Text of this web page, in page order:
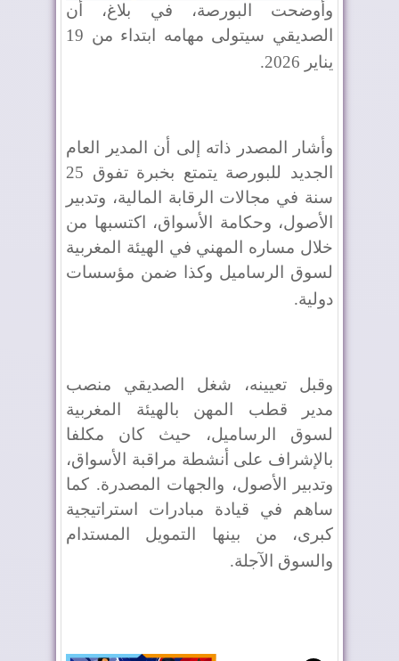
وأوضحت البورصة، في بلاغ، أن
الصديقي سيتولى مهامه ابتداء من 19
يناير 2026
.
وأشار المصدر ذاته إلى أن المدير العام
الجديد للبورصة يتمتع بخبرة تفوق 25
سنة في مجالات الرقابة المالية، وتدبير
الأصول، وحكامة الأسواق، اكتسبها من
خلال مساره المهني في الهيئة المغربية
لسوق الرساميل وكذا ضمن مؤسسات
دولية.
وقبل تعيينه، شغل الصديقي منصب
مدير قطب المهن بالهيئة المغربية
لسوق الرساميل، حيث كان مكلفا
بالإشراف على أنشطة مراقبة الأسواق،
وتدبير الأصول، والجهات المصدرة. كما
ساهم في قيادة مبادرات استراتيجية
كبرى، من بينها التمويل المستدام
والسوق الآجلة.